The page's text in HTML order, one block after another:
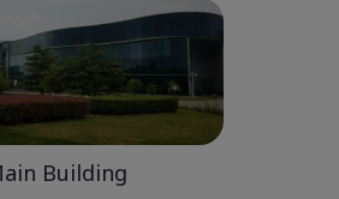
Building